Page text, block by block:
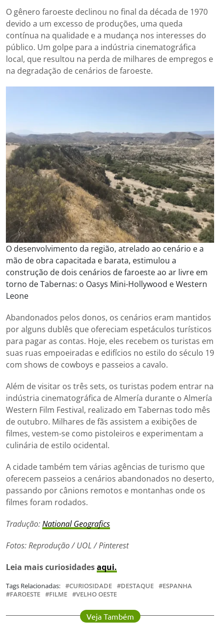
O gênero faroeste declinou no final da década de 1970
devido a um excesso de produções, uma queda
contínua na qualidade e a mudança nos interesses do
público. Um golpe para a indústria cinematográfica
local, que resultou na perda de milhares de empregos e
na degradação de cenários de faroeste.
O desenvolvimento da região, atrelado ao cenário e a
mão de obra capacitada e barata, estimulou a
construção de dois cenários de faroeste ao ar livre em
torno de Tabernas: o Oasys Mini-Hollywood e Western
Leone
Abandonados pelos donos, os cenários eram mantidos
por alguns dublês que ofereciam espetáculos turísticos
para pagar as contas. Hoje, eles recebem os turistas em
suas ruas empoeiradas e edifícios no estilo do século 19
com shows de cowboys e passeios a cavalo.
Além de visitar os três sets, os turistas podem entrar na
indústria cinematográfica de Almería durante o Almería
Western Film Festival, realizado em Tabernas todo mês
de outubro. Milhares de fãs assistem a exibições de
filmes, vestem-se como pistoleiros e experimentam a
culinária de estilo ocidental.
A cidade também tem várias agências de turismo que
oferecem passeios a cenários abandonados no deserto,
passando por cânions remotos e montanhas onde os
filmes foram rodados.
Tradução:National Geografics
Fotos: Reprodução / UOL / Pinterest
Leia mais curiosidadesaqui.
Tags Relacionadas: CURIOSIDADE DESTAQUE
ESPANHA
FAROESTE
FILME VELHO OESTE
Veja Também